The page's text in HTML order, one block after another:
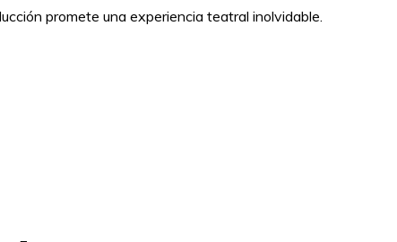
promete una experiencia teatral inolvidable.